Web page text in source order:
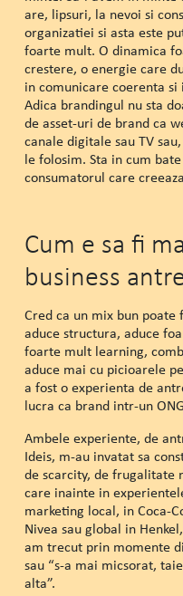
are, lipsuri, la nevoi si
organizatiei si asta este
foarte mult. O dinamica
crestere, o energie care
in comunicare coerenta
Adica brandingul nu sta
de asset-uri de brand ca
canale digitale sau TV
le folosim. Sta in cum
consumatorul care
Cum e sa fi
business
Cred ca un mix bun
aduce structura, aduce
foarte mult learning,
aduce mai cu picioarele
a fost o experienta de
lucra ca brand intr-un
Ambele experiente, de
Ideis, m-au invatat sa
de scarcity, de frugalitate
care inainte in
marketing local, in Coca-
Nivea sau global in
am trecut prin momente
sau “s-a mai micsorat,
alta”.